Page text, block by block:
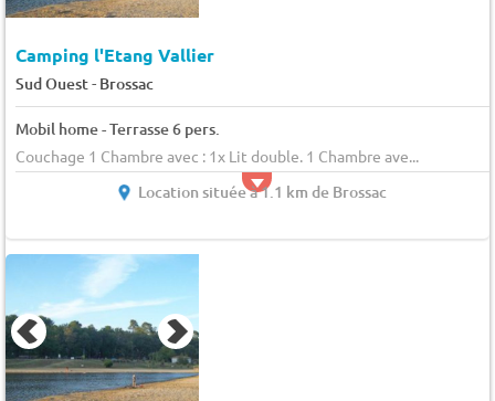
Camping l'Etang Vallier
Sud Ouest- Brossac
Mobil home - Terrasse 6 pers.
Couchage 1 Chambre avec : 1x Lit double. 1 Chambre ave...
Location située à 1.1 km de Brossac